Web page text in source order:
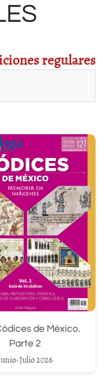
regulares
de México.
Parte 2
Julio 2026